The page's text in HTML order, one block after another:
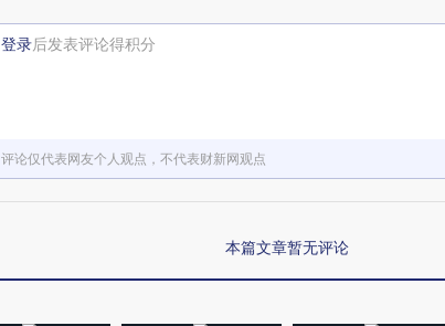
登录后发表评论得积分
评论仅代表网友个人观点，不代表财新网观点
本篇文章暂无评论